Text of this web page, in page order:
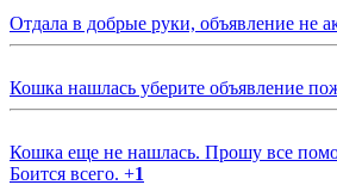
Отдала в добрые руки, объявление не
Кошка нашлась уберите объявление
Кошка еще не нашлась. Прошу все
Боится всего. +1